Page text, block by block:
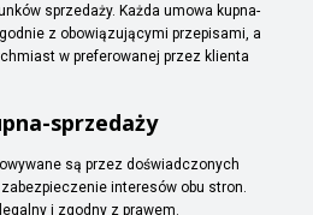
sprzedaży. Każda umowa kupna-
z obowiązującymi przepisami, a
w preferowanej przez klienta
sprzedaży
są przez doświadczonych
interesów obu stron.
i zgodny z prawem.